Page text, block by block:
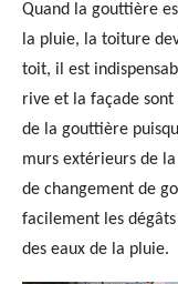
Quand la gouttière
la pluie, la toiture
toit, il est
rive et la façade sont
de la gouttière
murs extérieurs de
de changement de
facilement les
des eaux de la pluie.